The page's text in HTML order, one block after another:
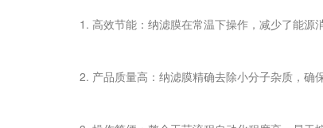
1. 高效节能：纳滤膜在常温下操作，减少了能源消
2. 产品质量高：纳滤膜精确去除小分子杂质，确